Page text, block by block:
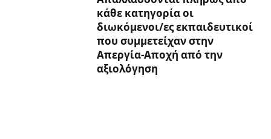
κάθε κατηγορία οι
διωκόμενοι/ες εκπαιδευτικοί
που συμμετείχαν στην
Απεργία-Αποχή από την
αξιολόγηση